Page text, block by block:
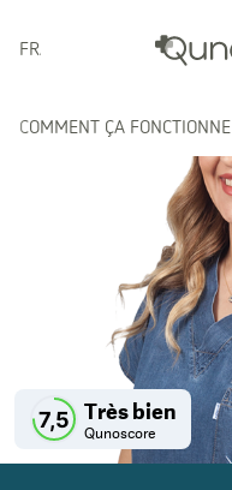
FRANÇAIS
COMMENT ÇA FONCTIONNE
7,5 Très bien
Qunoscore